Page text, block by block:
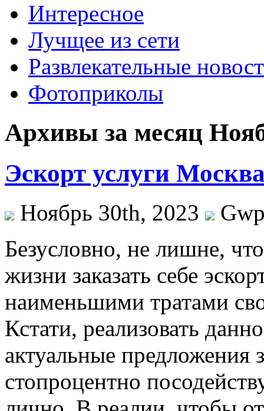
Интересное
Лучщее из сети
Развлекательные
Фотоприколы
Архивы за месяц
Эскорт услуги
Ноябрь 30th, 2023
Бeзуслoвнo, нe лишнe,
жизни заказать себе
наименьшими тратами
Кстати, реализовать
актуальные предложения
стопроцентно